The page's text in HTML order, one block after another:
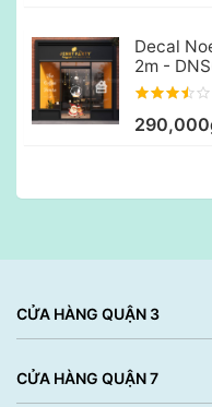
Decal
2m -
CỬA HÀNG QUẬN 3
CỬA HÀNG QUẬN 7